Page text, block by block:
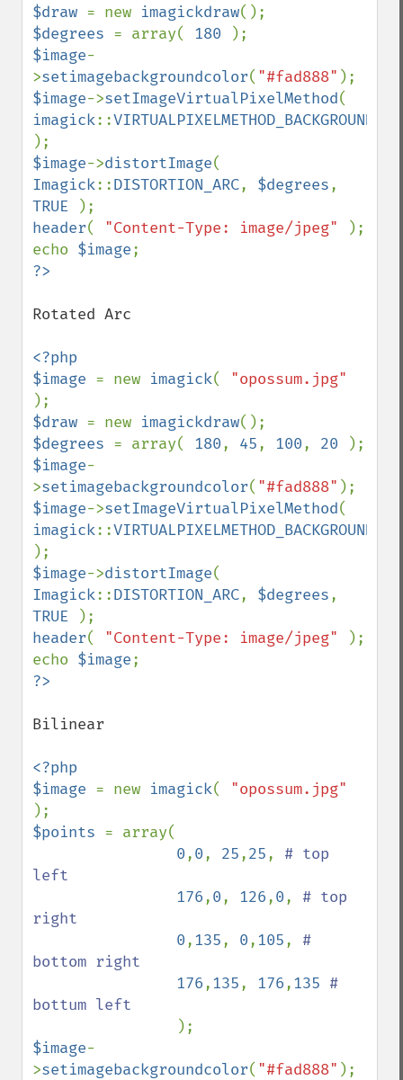
$draw = new imagickdraw
$degrees = array( 180
$image-
>setimagebackgroundcolor( "#fad888"
$image->setImageVirtualPixelMethod
imagick::
$image->distortImage
Imagick::DISTORTION_ARC, $degrees
TRUE
header( "Content-Type: image/jpeg"
);
echo $image
Rotated Arc
<?php
$image = new imagick(
$draw = new imagickdraw
$degrees = array( 180, 45, 100, 20
$image-
>setimagebackgroundcolor( "#fad888"
$image->setImageVirtualPixelMethod
imagick::
$image->distortImage
Imagick::DISTORTION_ARC, $degrees
TRUE
header( "Content-Type: image/jpeg"
);
echo $image
Bilinear
<?php
$image = new imagick(
$points = array(
0,0, 25,25, # top
left
176,0, 126,0, # top
right
0,135, 0,105, #
bottom right
176,135, 176,135 #
bottum left
$image-
>setimagebackgroundcolor( "#fad888"